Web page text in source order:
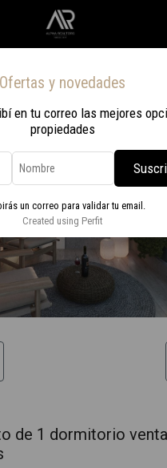
Ofertas y novedades
en tu correo las mejores
propiedades
un correo para validar tu email.
Created using Perfit
de 1 dormitorio